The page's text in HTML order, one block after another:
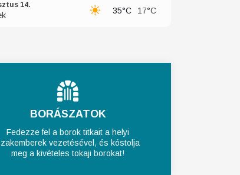
14.
35°C 17°C
BORÁSZATOK
Fedezze fel a borok titkait a helyi
vezetésével, és kóstolja
meg a kivételes tokaji borokat!